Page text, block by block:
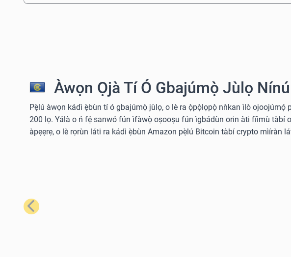
Àwọn Ọjà Tí Ó Gbajúmọ̀ Jùlọ
Pẹ̀lú àwọn kádì ẹ̀bùn tí ó gbajúmọ̀ jùlọ, o lè ra ọ̀pọ̀lọpọ̀ nǹkan ìlò
200 lọ. Yálà o ń fẹ́ sanwó fún ìfàwọ̀ oṣooṣu fún ìgbádùn orin àti fíìmù tàbí
àpẹẹrẹ, o lè rọrùn láti ra kádì ẹ̀bùn Amazon pẹ̀lú Bitcoin tàbí crypto mìíràn
Tẹ́lẹ̀